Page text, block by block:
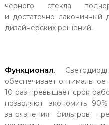
черного стекла
и достаточно лаконичный
дизайнерских решений.
Функционал.
обеспечивает
10 раз превышает срок
позволяют экономить
загрязнения фильтров